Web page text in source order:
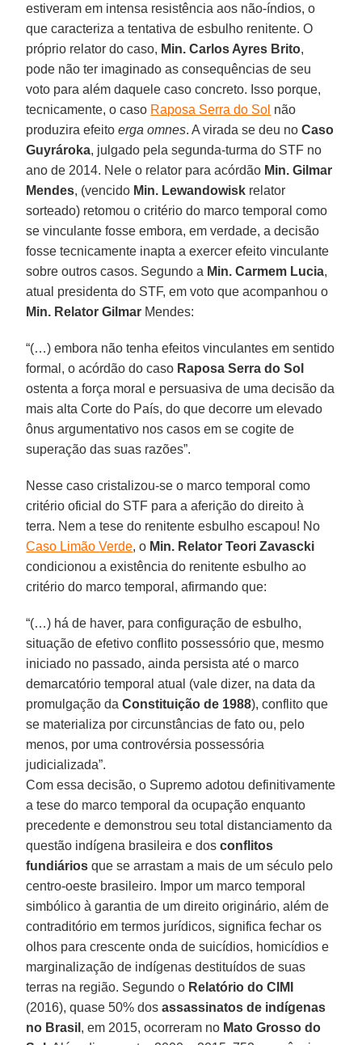
estiveram em intensa resistência aos não-índios, o
que caracteriza a tentativa de esbulho renitente. O
próprio relator do caso, Min. Carlos Ayres Brito,
pode não ter imaginado as consequências de seu
voto para além daquele caso concreto. Isso porque,
tecnicamente, o caso Raposa Serra do Sol não
produzira efeitoerga omnes. A virada se deu noCaso
Guyrároka, julgado pela segunda-turma do STF no
ano de 2014. Nele o relator para acórdão Min. Gilmar
Mendes, (vencido Min. Lewandowisk relator
sorteado) retomou o critério do marco temporal como
se vinculante fosse embora, em verdade, a decisão
fosse tecnicamente inapta a exercer efeito vinculante
sobre outros casos. Segundo a Min. Carmem Lucia,
atual presidenta do STF, em voto que acompanhou o
Min. Relator Gilmar Mendes:
“(…) embora não tenha efeitos vinculantes em sentido
formal, o acórdão do caso Raposa Serra do Sol
ostenta a força moral e persuasiva de uma decisão da
mais alta Corte do País, do que decorre um elevado
ônus argumentativo nos casos em se cogite de
superação das suas razões”.
Nesse caso cristalizou-se o marco temporal como
critério oficial do STF para a aferição do direito à
terra. Nem a tese do renitente esbulho escapou! No
Caso Limão Verde, o Min. Relator Teori Zavascki
condicionou a existência do renitente esbulho ao
critério do marco temporal, afirmando que:
“(…) há de haver, para configuração de esbulho,
situação de efetivo conflito possessório que, mesmo
iniciado no passado, ainda persista até o marco
demarcatório temporal atual (vale dizer, na data da
promulgação daConstituição de 1988), conflito que
se materializa por circunstâncias de fato ou, pelo
menos, por uma controvérsia possessória
judicializada”.
Com essa decisão, o Supremo adotou definitivamente
a tese do marco temporal da ocupação enquanto
precedente e demonstrou seu total distanciamento da
questão indígena brasileira e dosconflitos
fundiários que se arrastam a mais de um século pelo
centro-oeste brasileiro. Impor um marco temporal
simbólico à garantia de um direito originário, além de
contraditório em termos jurídicos, significa fechar os
olhos para crescente onda de suicídios, homicídios e
marginalização de indígenas destituídos de suas
terras na região. Segundo o Relatório do CIMI
(2016), quase 50% dosassassinatos de indígenas
no Brasil , em 2015, ocorreram no Mato Grosso do